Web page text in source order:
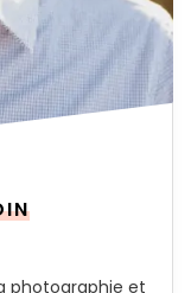
photographie et